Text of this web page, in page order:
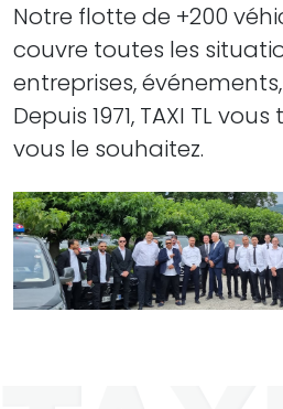
Notre flotte de +200
couvre toutes les
entreprises, événements,
Depuis 1971, TAXI TL
vous le souhaitez.